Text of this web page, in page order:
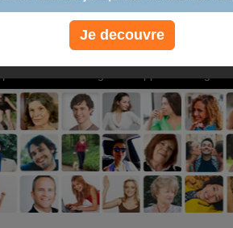
Non, je préfère le régime gratuit
Je decouvre